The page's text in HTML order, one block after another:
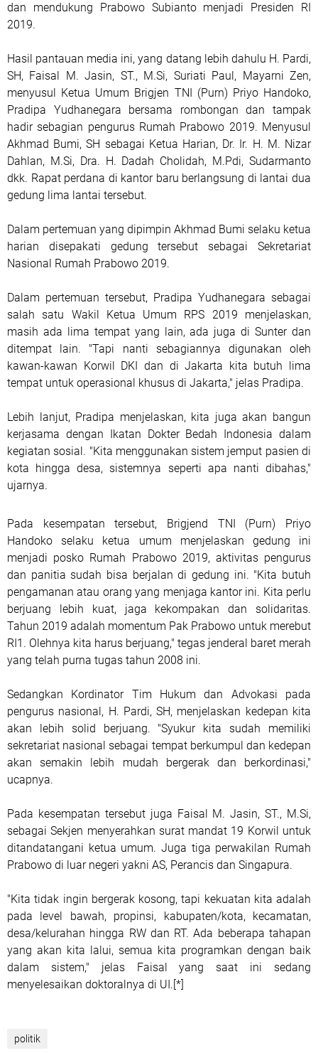
dan mendukung Prabowo Subianto menjadi Presiden RI
2019.
Hasil pantauan media ini, yang datang lebih dahulu H. Pardi,
SH, Faisal M. Jasin, ST., M.Si, Suriati Paul, Mayarni Zen,
menyusul Ketua Umum Brigjen TNI (Purn) Priyo Handoko,
Pradipa Yudhanegara bersama rombongan dan tampak
hadir sebagian pengurus Rumah Prabowo 2019. Menyusul
Akhmad Bumi, SH sebagai Ketua Harian, Dr. Ir. H. M. Nizar
Dahlan, M.Si, Dra. H. Dadah Cholidah, M.Pdi, Sudarmanto
dkk. Rapat perdana di kantor baru berlangsung di lantai dua
gedung lima lantai tersebut.
Dalam pertemuan yang dipimpin Akhmad Bumi selaku ketua
harian disepakati gedung tersebut sebagai Sekretariat
Nasional Rumah Prabowo 2019.
Dalam pertemuan tersebut, Pradipa Yudhanegara sebagai
salah satu Wakil Ketua Umum RPS 2019 menjelaskan,
masih ada lima tempat yang lain, ada juga di Sunter dan
ditempat lain. "Tapi nanti sebagiannya digunakan oleh
kawan-kawan Korwil DKI dan di Jakarta kita butuh lima
tempat untuk operasional khusus di Jakarta," jelas Pradipa.
Lebih lanjut, Pradipa menjelaskan, kita juga akan bangun
kerjasama dengan Ikatan Dokter Bedah Indonesia dalam
kegiatan sosial. "Kita menggunakan sistem jemput pasien di
kota hingga desa, sistemnya seperti apa nanti dibahas,"
ujarnya.
Pada kesempatan tersebut, Brigjend TNI (Purn) Priyo
Handoko selaku ketua umum menjelaskan gedung ini
menjadi posko Rumah Prabowo 2019, aktivitas pengurus
dan panitia sudah bisa berjalan di gedung ini. "Kita butuh
pengamanan atau orang yang menjaga kantor ini. Kita perlu
berjuang lebih kuat, jaga kekompakan dan solidaritas.
Tahun 2019 adalah momentum Pak Prabowo untuk merebut
RI1. Olehnya kita harus berjuang," tegas jenderal baret merah
yang telah purna tugas tahun 2008 ini.
Sedangkan Kordinator Tim Hukum dan Advokasi pada
pengurus nasional, H. Pardi, SH, menjelaskan kedepan kita
akan lebih solid berjuang. "Syukur kita sudah memiliki
sekretariat nasional sebagai tempat berkumpul dan kedepan
akan semakin lebih mudah bergerak dan berkordinasi,"
ucapnya.
Pada kesempatan tersebut juga Faisal M. Jasin, ST., M.Si,
sebagai Sekjen menyerahkan surat mandat 19 Korwil untuk
ditandatangani ketua umum. Juga tiga perwakilan Rumah
Prabowo di luar negeri yakni AS, Perancis dan Singapura.
"Kita tidak ingin bergerak kosong, tapi kekuatan kita adalah
pada level bawah, propinsi, kabupaten/kota, kecamatan,
desa/kelurahan hingga RW dan RT. Ada beberapa tahapan
yang akan kita lalui, semua kita programkan dengan baik
dalam sistem," jelas Faisal yang saat ini sedang
menyelesaikan doktoralnya di UI.[*]
politik